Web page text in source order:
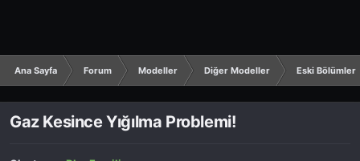
Ana Sayfa Forum Modeller Diğer Modeller Eski Bölümler
Gaz Kesince Yığılma Problemi!